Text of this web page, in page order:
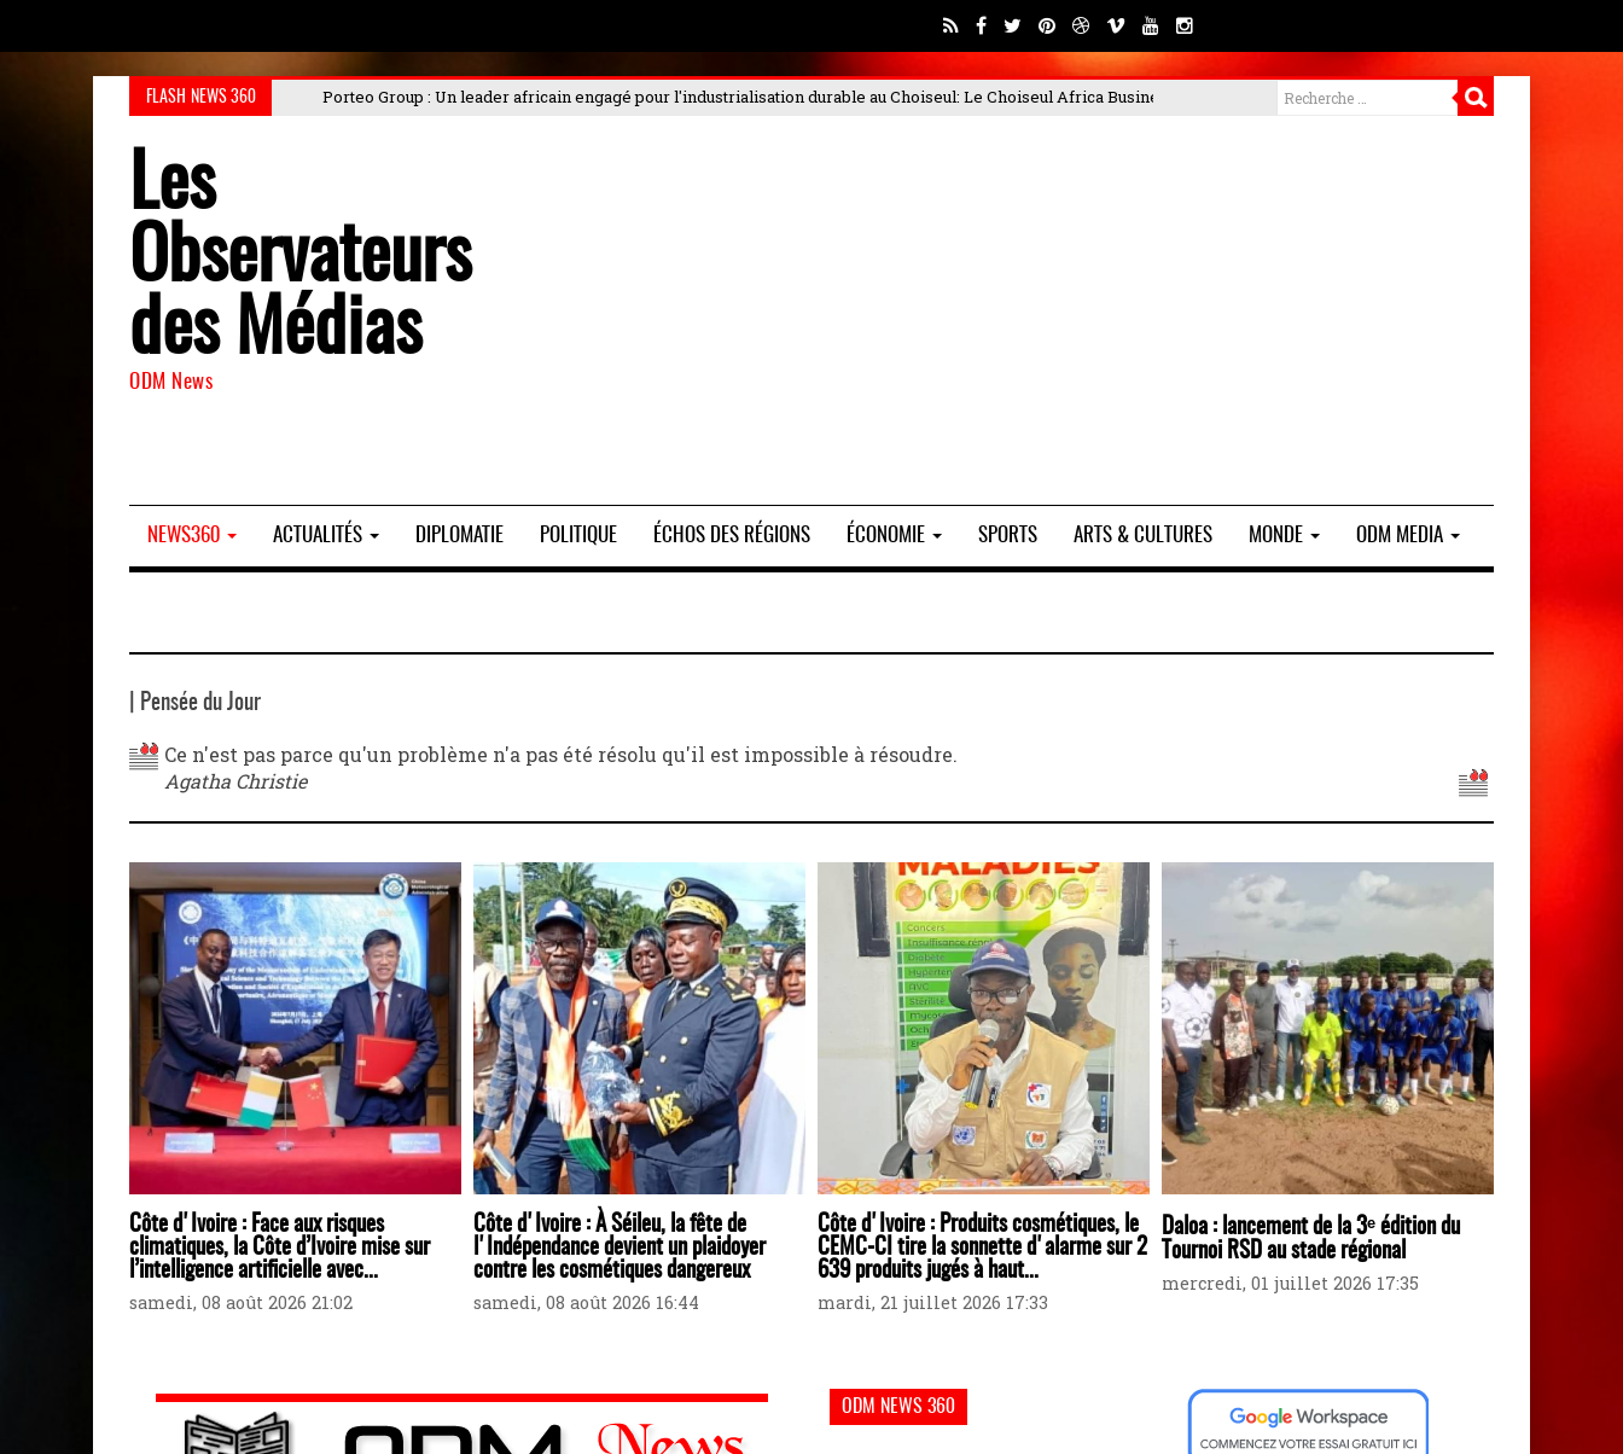
FLASH NEWS 360
Porteo Group : Un leader africain engagé pour l'industrialisation durable au Choiseul: Le Choiseul Africa Business Forum 2025, qui s'est déroulé les 4 et PORTEO BTP met en garde contre les arnaques et
Les
Observateurs
des Médias
ODM News
NEWS360 ACTUALITÉS DIPLOMATIE POLITIQUE ÉCHOS DES RÉGIONS ÉCONOMIE SPORTS ARTS & CULTURES MONDE ODM MEDIA
| Pensée du Jour
Ce n'est pas parce qu'un problème n'a pas été résolu qu'il est impossible à résoudre.
Agatha Christie
Côte d'Ivoire : Face aux risques
climatiques, la Côte d’Ivoire mise sur
l’intelligence artificielle avec...
samedi, 08 août 2026 21:02
Côte d'Ivoire : À Séileu, la fête de
l'Indépendance devient un plaidoyer
contre les cosmétiques dangereux
samedi, 08 août 2026 16:44
Côte d'Ivoire : Produits cosmétiques, le
CEMC-CI tire la sonnette d'alarme sur 2
639 produits jugés à haut...
mardi, 21 juillet 2026 17:33
Daloa : lancement de la 3ᵉ édition du
Tournoi RSD au stade régional
mercredi, 01 juillet 2026 17:35
ODM NEWS 360